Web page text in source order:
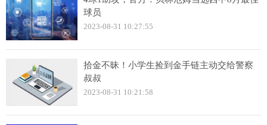
球员
2023-08-31 10:27:55
拾金不昧！小学生捡到金手链主动交给警察
叔叔
2023-08-31 10:21:58